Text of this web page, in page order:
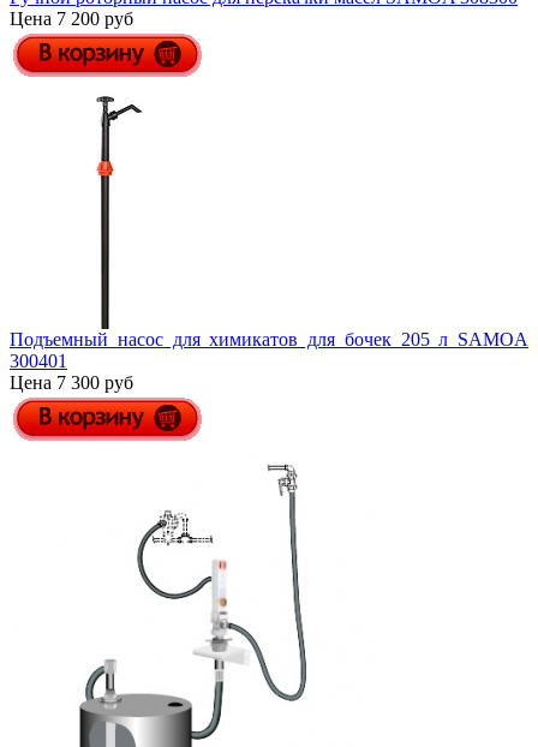
Цена 7 200 руб
Подъемный насос для химикатов для бочек 205 л SAMOA
300401
Цена 7 300 руб